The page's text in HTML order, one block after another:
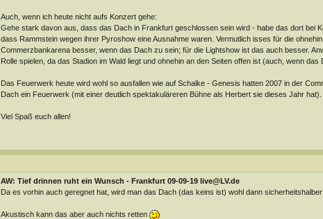
Auch, wenn ich heute nicht aufs Konzert gehe:
Gehe stark davon aus, dass das Dach in Frankfurt geschlossen sein wird - habe das dort bei
dass Rammstein wegen ihrer Pyroshow eine Ausnahme waren. Vermutlich isses für die
Commerzbankarena besser, wenn das Dach zu sein; für die Lightshow ist das auch besser.
Rolle spielen, da das Stadion im Wald liegt und ohnehin an den Seiten offen ist (auch, wenn das
Das Feuerwerk heute wird wohl so ausfallen wie auf Schalke - Genesis hatten 2007 in der
Dach ein Feuerwerk (mit einer deutlich spektakuläreren Bühne als Herbert sie dieses Jahr hat).
Viel Spaß euch allen!
AW: Tief drinnen ruht ein Wunsch - Frankfurt 09-09-19 live@LV.de
Da es vorhin auch geregnet hat, wird man das Dach (das keins ist) wohl dann
Akustisch kann das aber auch nichts retten